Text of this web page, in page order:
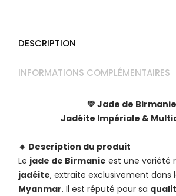
DESCRIPTION
INFORMATIONS COMPLÉMENTAIRES
💚 Jade de Birmanie
Jadéite Impériale &
🔸 Description du produit
Le jade de Birmanie est une variété
jadéite, extraite exclusivement dans
Myanmar. Il est réputé pour sa